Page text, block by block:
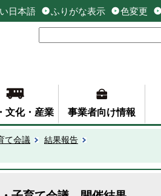
日本語 ふりがな表示 色変更
文化・産業 事業者向け情報
て会議
結果報告